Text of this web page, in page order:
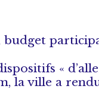
«
la ville a